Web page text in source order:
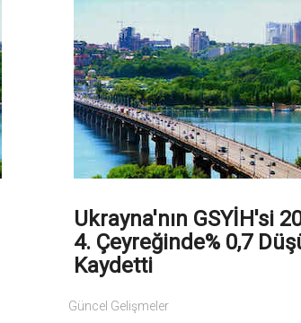
Ukrayna'nın GSYİH'si
4. Çeyreğinde% 0,7
Kaydetti
Güncel Gelişmeler